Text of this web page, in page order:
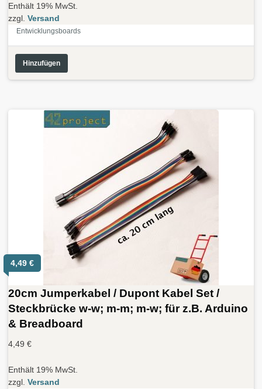
Enthält 19% MwSt.
zzgl. Versand
Entwicklungsboards
Hinzufügen
4,49 €
20cm Jumperkabel / Dupont Kabel Set /
Steckbrücke w-w; m-m; m-w; für z.B. Arduino
& Breadboard
4,49 €
Enthält 19% MwSt.
zzgl. Versand